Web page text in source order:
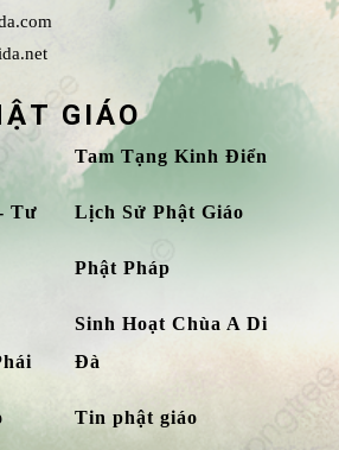
GIÁO
Tư
Tam Tạng Kinh Điển
Lịch Sử Phật Giáo
Phật Pháp
Sinh Hoạt Chùa A Di
Đà
Tin phật giáo